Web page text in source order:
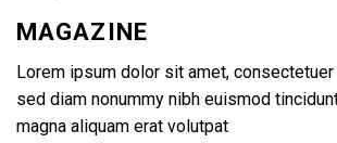
MAGAZINE
Lorem ipsum dolor sit amet,
sed diam nonummy nibh euismod
magna aliquam erat volutpat